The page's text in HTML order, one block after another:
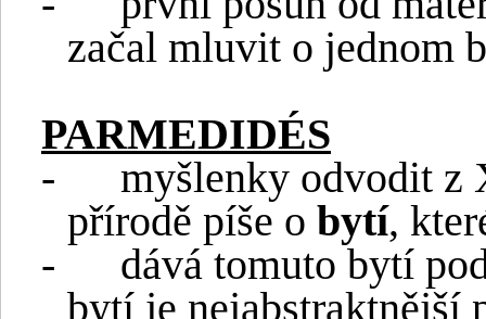
začal mluvit o jednom
PARMEDIDÉS
-
myšlenky odvodit z
přírodě píše o bytí,
-
dává tomuto bytí
bytí je nejabstraktnější